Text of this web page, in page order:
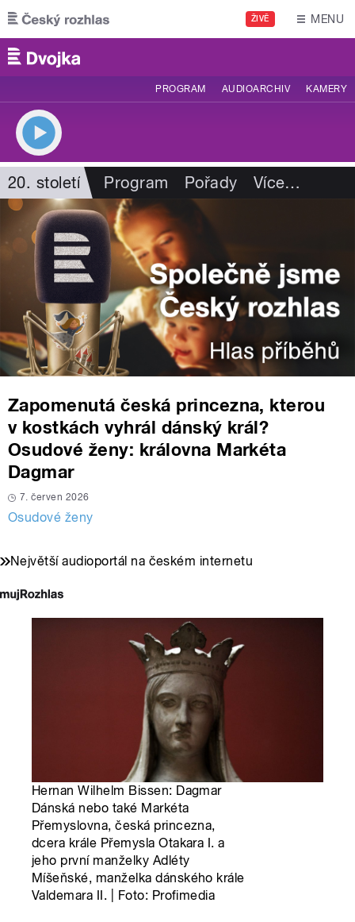
Přejít k hlavnímu obsahu
ŽIVĚ MENU
PROGRAM AUDIOARCHIV KAMERY
20. století Program Pořady Více…
Zapomenutá česká princezna, kterou
v kostkách vyhrál dánský král?
Osudové ženy: královna Markéta
Dagmar
7. červen 2026
Osudové ženy
Největší audioportál na českém internetu
Hernan Wilhelm Bissen: Dagmar
Dánská nebo také Markéta
Přemyslovna, česká princezna,
dcera krále Přemysla Otakara I. a
jeho první manželky Adléty
Míšeňské, manželka dánského krále
Valdemara II. | Foto: Profimedia